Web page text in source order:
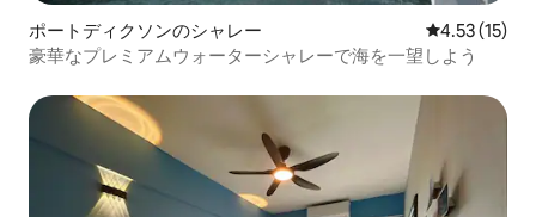
ポートディクソンのシャレー レビュー15
4.53 (15)
豪華なプレミアムウォーターシャレーで海を一望しよう